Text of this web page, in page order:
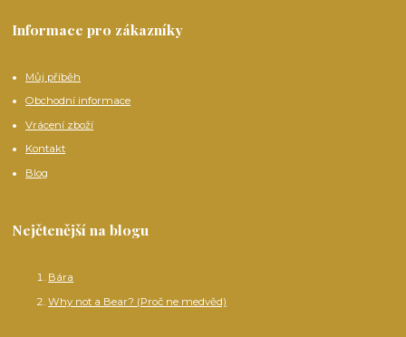
Informace pro zákazníky
Můj příběh
Obchodní informace
Vrácení zboží
Kontakt
Blog
Nejčtenější na blogu
Bára
Why not a Bear? (Proč ne medvěd)